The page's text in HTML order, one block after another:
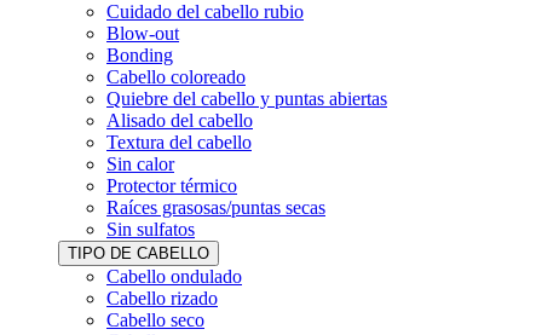
Cuidado del cabello rubio
Blow-out
Bonding
Cabello coloreado
Quiebre del cabello y puntas abiertas
Alisado del cabello
Textura del cabello
Sin calor
Protector térmico
Raíces grasosas/puntas secas
Sin sulfatos
TIPO DE CABELLO
Cabello ondulado
Cabello rizado
Cabello seco